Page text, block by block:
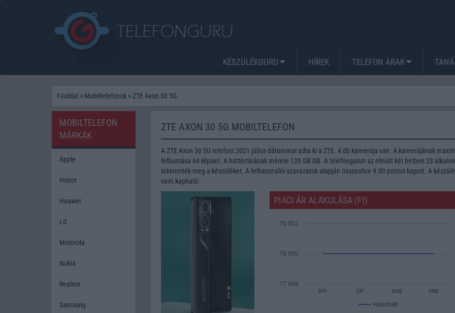
KÉSZÜLÉKGURU HÍREK TELEFON ÁRAK
Főoldal > Mobiltelefonok > ZTE Axon 30 5G
ZTE AXON 30 5G MOBILTELEFON
A ZTE Axon 30 5G telefont 2021 július dátummal adta ki a ZTE. 4 db kamerája van. A kamerájának
felbontása 64 Mpixel. A háttértárának mérete 128 GB GB. A telefongurun az elmúlt két hétben 23
tekintették meg a készüléket. A felhasználói szavazatok alapján összesítve 9.00 pontot kapott. A
nem kapható.
PIACI ÁR ALAKULÁSA (Ft)
Használt
jún júl aug sep
77 999
78 000
78 001
MOBILTELEFON
MÁRKÁK
Apple
Honor
Huawei
LG
Motorola
Nokia
Realme
Samsung